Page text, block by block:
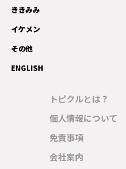
ききみみ
イケメン
その他
ENGLISH
トピクルとは？
個人情報について
免責事項
会社案内